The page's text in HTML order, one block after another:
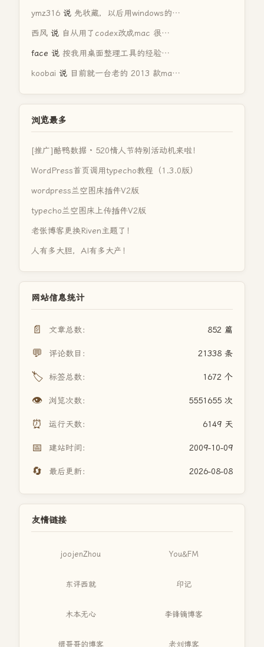
ymz316 说 先收藏，以后用windows的…
西风 说 自从用了codex改成mac 很…
face 说 按我用桌面整理工具的经验…
koobai 说 目前就一台老的 2013 款ma…
浏览最多
[推广]酷鸭数据 · 520情人节特别活动机来啦！
WordPress首页调用typecho教程（1.3.0版）
wordpress兰空图床插件V2版
typecho兰空图床上传插件V2版
老张博客更换Riven主题了！
人有多大胆，AI有多大产！
网站信息统计
📄 文章总数： 852 篇
💬 评论数目： 21338 条
🏷️ 标签总数： 1672 个
👁️ 浏览次数： 5551655 次
⏰ 运行天数： 6149 天
📅 建站时间： 2009-10-09
🔄 最后更新： 2026-08-08
友情链接
joojenZhou You&FM
东评西就 印记
木本无心 李锋镝博客
缙哥哥的博客 老刘博客